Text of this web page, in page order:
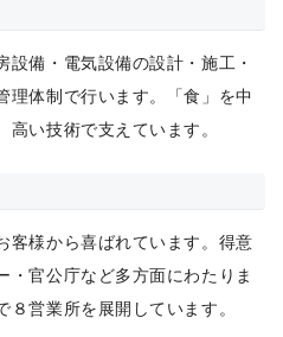
備・電気設備の設計・施工・
体制で行います。「食」を中
い技術で支えています。
客様から喜ばれています。得意
官公庁など多方面にわたりま
営業所を展開しています。